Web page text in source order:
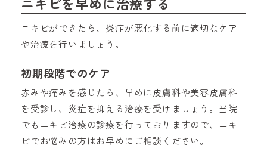
ニキビができたら、炎症が悪化する前に適切なケア
や治療を行いましょう。
初期段階でのケア
赤みや痛みを感じたら、早めに皮膚科や美容皮膚科
を受診し、炎症を抑える治療を受けましょう。当院
でもニキビ治療の診療を行っておりますので、ニキ
ビでお悩みの方はお早めにご相談ください。